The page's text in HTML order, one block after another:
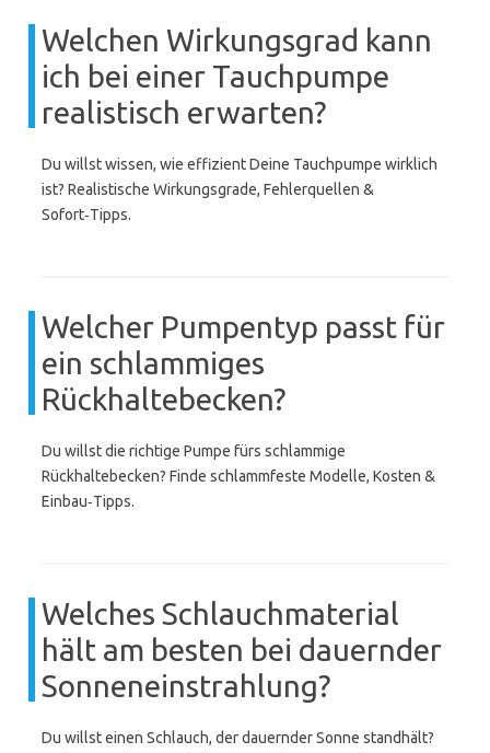
Welchen Wirkungsgrad kann
ich bei einer Tauchpumpe
realistisch erwarten?
Du willst wissen, wie effizient Deine Tauchpumpe wirklich
ist? Realistische Wirkungsgrade, Fehlerquellen &
Sofort‑Tipps.
Welcher Pumpentyp passt für
ein schlammiges
Rückhaltebecken?
Du willst die richtige Pumpe fürs schlammige
Rückhaltebecken? Finde schlammfeste Modelle, Kosten &
Einbau‑Tipps.
Welches Schlauchmaterial
hält am besten bei dauernder
Sonneneinstrahlung?
Du willst einen Schlauch, der dauernder Sonne standhält?